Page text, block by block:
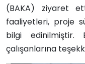
(BAKA) ziyaret
faaliyetleri, proje
bilgi edinilmiştir.
çalışanlarına